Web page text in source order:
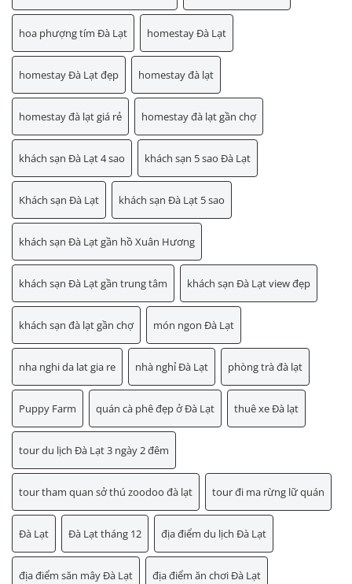
hoa phượng tím Đà Lạt homestay Đà Lạt
homestay Đà Lạt đẹp homestay đà lạt
homestay đà lạt giá rẻ homestay đà lạt gần chợ
khách sạn Đà Lạt 4 sao khách sạn 5 sao Đà Lạt
Khách sạn Đà Lạt khách sạn Đà Lạt 5 sao
khách sạn Đà Lạt gần hồ Xuân Hương
khách sạn Đà Lạt gần trung tâm khách sạn Đà Lạt view đẹp
khách sạn đà lạt gần chợ món ngon Đà Lạt
nha nghi da lat gia re nhà nghỉ Đà Lạt phòng trà đà lạt
Puppy Farm quán cà phê đẹp ở Đà Lạt thuê xe Đà lạt
tour du lịch Đà Lạt 3 ngày 2 đêm
tour tham quan sở thú zoodoo đà lạt tour đi ma rừng lữ quán
Đà Lạt Đà Lạt tháng 12 địa điểm du lịch Đà Lạt
địa điểm săn mây Đà Lạt địa điểm ăn chơi Đà Lạt